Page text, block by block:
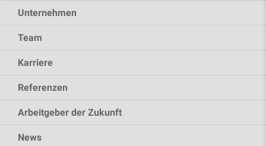
Unternehmen
Team
Karriere
Referenzen
Arbeitgeber der Zukunft
News